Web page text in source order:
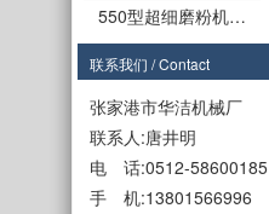
550型超细磨粉机…
SMF-650型磨盘式…
联系我们 / Contact
张家港市华洁机械厂
联系人:唐井明
电 话:0512-58600185
手 机:13801566996